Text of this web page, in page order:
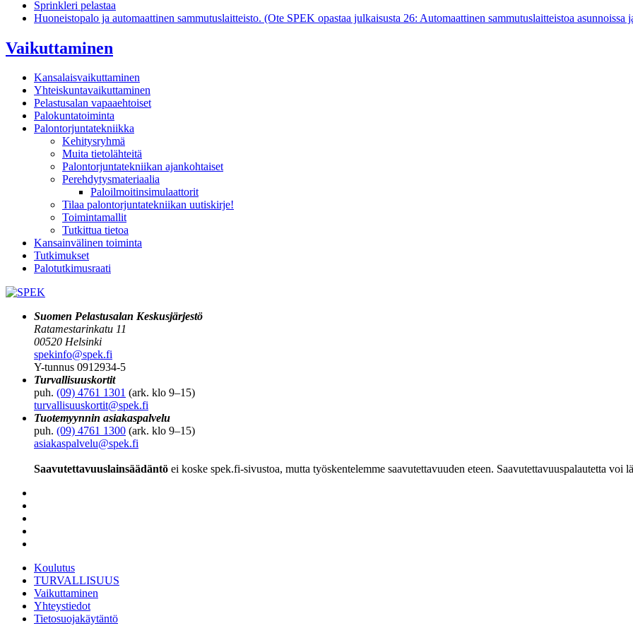
Sprinkleri pelastaa
Huoneistopalo ja automaattinen sammutuslaitteisto. (Ote SPEK opastaa julkaisusta 26: Automaattinen sammutuslaitteistoa asunnoissa
Vaikuttaminen
Kansalaisvaikuttaminen
Yhteiskuntavaikuttaminen
Pelastusalan vapaaehtoiset
Palokuntatoiminta
Palontorjuntatekniikka
Kehitysryhmä
Muita tietolähteitä
Palontorjuntatekniikan ajankohtaiset
Perehdytysmateriaalia
Paloilmoitinsimulaattorit
Tilaa palontorjuntatekniikan uutiskirje!
Toimintamallit
Tutkittua tietoa
Kansainvälinen toiminta
Tutkimukset
Palotutkimusraati
Suomen Pelastusalan Keskusjärjestö
Ratamestarinkatu 11
00520 Helsinki
spekinfo@spek.fi
Y-tunnus 0912934-5
Turvallisuuskortit
puh. (09) 4761 1301 (ark. klo 9–15)
turvallisuuskortit@spek.fi
Tuotemyynnin asiakaspalvelu
puh. (09) 4761 1300 (ark. klo 9–15)
asiakaspalvelu@spek.fi
Saavutettavuuslainsäädäntö ei koske spek.fi-sivustoa, mutta työskentelemme saavutettavuuden eteen. Saavutettavuuspalautetta voi
Koulutus
TURVALLISUUS
Vaikuttaminen
Yhteystiedot
Tietosuojakäytäntö